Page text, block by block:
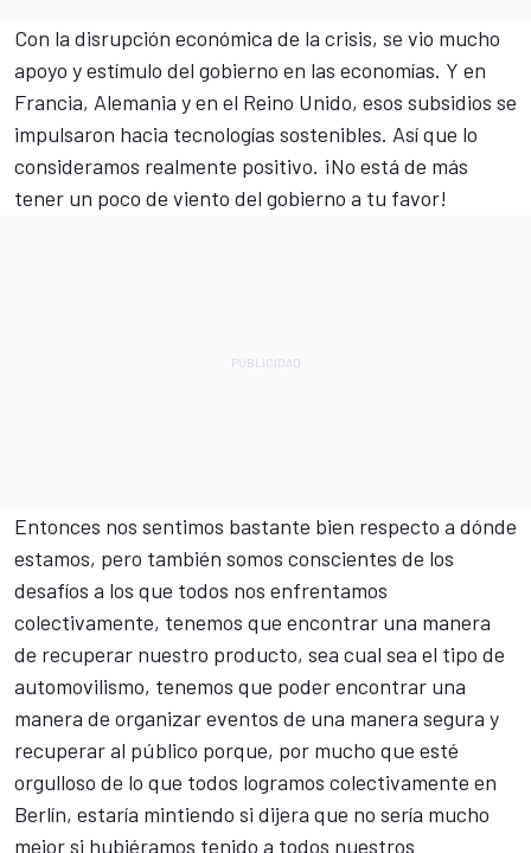
Con la disrupción económica de la crisis, se vio mucho
apoyo y estímulo del gobierno en las economías. Y en
Francia, Alemania y en el Reino Unido, esos subsidios se
impulsaron hacia tecnologías sostenibles. Así que lo
consideramos realmente positivo. ¡No está de más
tener un poco de viento del gobierno a tu favor!
Entonces nos sentimos bastante bien respecto a dónde
estamos, pero también somos conscientes de los
desafíos a los que todos nos enfrentamos
colectivamente, tenemos que encontrar una manera
de recuperar nuestro producto, sea cual sea el tipo de
automovilismo, tenemos que poder encontrar una
manera de organizar eventos de una manera segura y
recuperar al público porque, por mucho que esté
orgulloso de lo que todos logramos colectivamente en
Berlín, estaría mintiendo si dijera que no sería mucho
mejor si hubiéramos tenido a todos nuestros